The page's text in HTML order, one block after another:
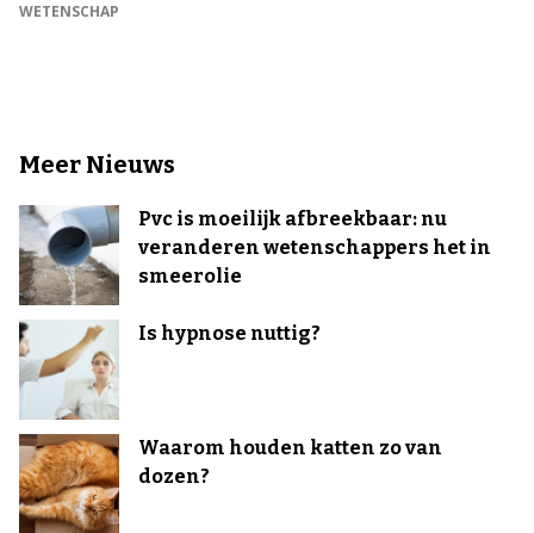
WETENSCHAP
Meer Nieuws
Pvc is moeilijk afbreekbaar: nu
veranderen wetenschappers het in
smeerolie
Is hypnose nuttig?
Waarom houden katten zo van
dozen?